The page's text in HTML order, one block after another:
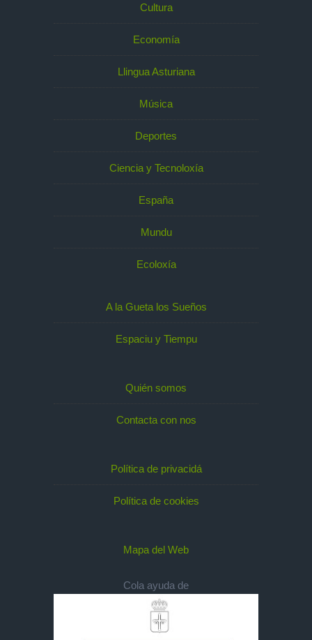
Cultura
Economía
Llingua Asturiana
Música
Deportes
Ciencia y Tecnoloxía
España
Mundu
Ecoloxía
A la Gueta los Sueños
Espaciu y Tiempu
Quién somos
Contacta con nos
Política de privacidá
Política de cookies
Mapa del Web
Cola ayuda de